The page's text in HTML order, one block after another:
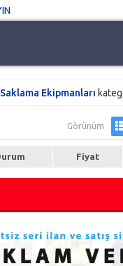
Saklama Ekipmanları
Görünüm
Fiyat